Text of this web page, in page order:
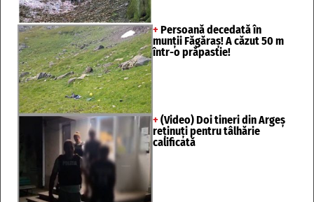
+ Persoană decedată în
munții Făgăraș! A căzut 50 m
într-o prăpastie!
+ (Video) Doi tineri din Argeș
reținuți pentru tâlhărie
calificată